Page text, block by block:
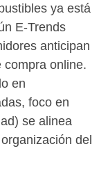
ya está
E-Trends
anticipan
compra online.
en
foco en
se alinea
del